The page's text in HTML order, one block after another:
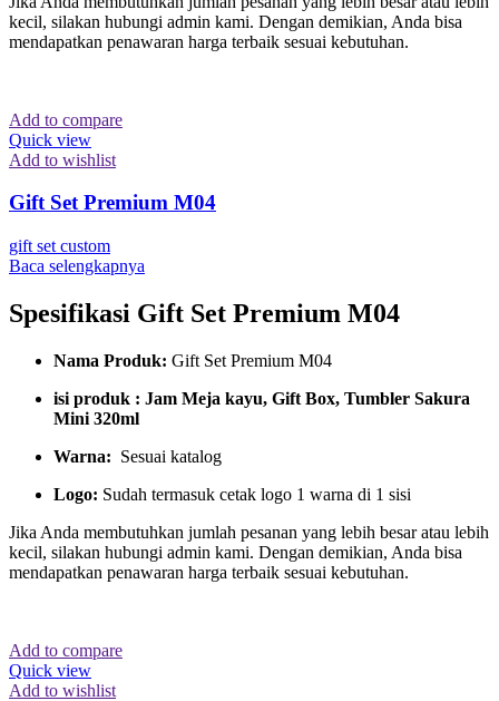
kecil, silakan hubungi admin kami. Dengan demikian, Anda bisa
mendapatkan penawaran harga terbaik sesuai kebutuhan.
Add to compare
Quick view
Add to wishlist
Gift Set Premium M04
gift set custom
Baca selengkapnya
Spesifikasi Gift Set Premium M04
Nama Produk: Gift Set Premium M04
isi produk : Jam Meja kayu, Gift Box, Tumbler Sakura
Mini 320ml
Warna: Sesuai katalog
Logo: Sudah termasuk cetak logo 1 warna di 1 sisi
Jika Anda membutuhkan jumlah pesanan yang lebih besar atau lebih
kecil, silakan hubungi admin kami. Dengan demikian, Anda bisa
mendapatkan penawaran harga terbaik sesuai kebutuhan.
Add to compare
Quick view
Add to wishlist